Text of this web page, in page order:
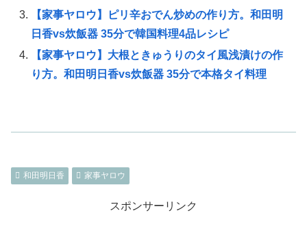
【家事ヤロウ】ピリ辛おでん炒めの作り方。和田明
日香vs炊飯器 35分で韓国料理4品レシピ
【家事ヤロウ】大根ときゅうりのタイ風浅漬けの作
り方。和田明日香vs炊飯器 35分で本格タイ料理
和田明日香 家事ヤロウ
スポンサーリンク